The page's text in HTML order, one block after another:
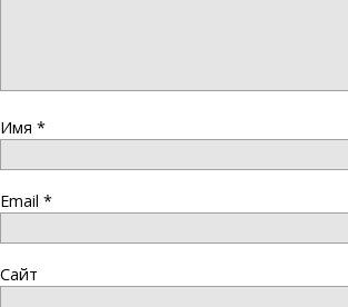
Имя *
Email *
Сайт